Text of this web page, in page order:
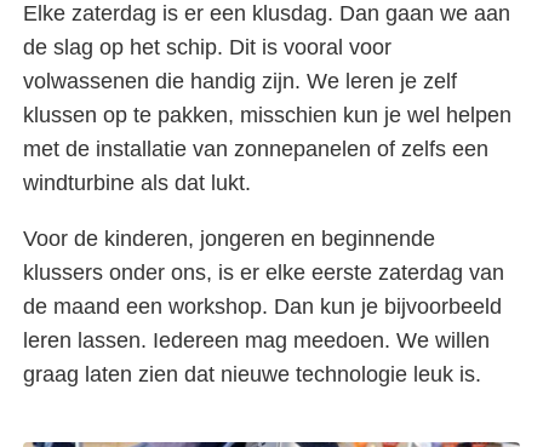
Elke zaterdag is er een klusdag. Dan gaan we aan
de slag op het schip. Dit is vooral voor
volwassenen die handig zijn. We leren je zelf
klussen op te pakken, misschien kun je wel helpen
met de installatie van zonnepanelen of zelfs een
windturbine als dat lukt.
Voor de kinderen, jongeren en beginnende
klussers onder ons, is er elke eerste zaterdag van
de maand een workshop. Dan kun je bijvoorbeeld
leren lassen. Iedereen mag meedoen. We willen
graag laten zien dat nieuwe technologie leuk is.